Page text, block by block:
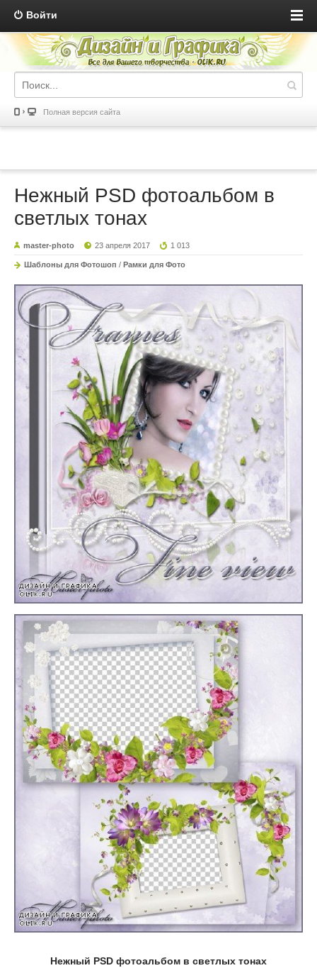
Войти
Полная версия сайта
Нежный PSD фотоальбом в
светлых тонах
master-photo 23 апреля 2017 1 013
Шаблоны для Фотошоп / Рамки для Фото
Нежный PSD фотоальбом в светлых тонах